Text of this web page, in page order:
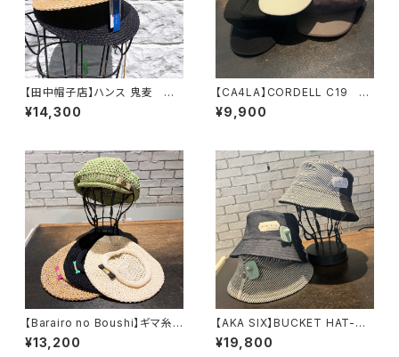
【田中帽子店】ハンス 鬼麦
ハット UK-H048-M U
K-H048-L
¥14,300
【CA4LA】CORDELL C19
キャスケット ZKN0270
1
¥9,900
【Barairo no Boushi】ギマ糸プ
レート付きベレー ベレ
ー R008218
¥13,200
【AKA SIX】BUCKET HAT-HA
LF N HALF / NEW DENIM / S
TRIPE DENIM ハット
¥19,800